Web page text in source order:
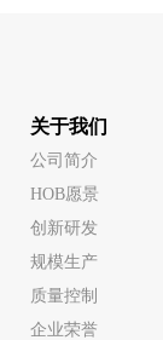
关于我们
公司简介
HOB愿景
创新研发
规模生产
质量控制
企业荣誉